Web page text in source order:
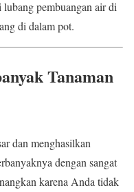
pembuangan air di
di dalam pot.
Tanaman
dan menghasilkan
dengan sangat
karena Anda tidak